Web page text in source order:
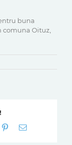
buna
Oituz,
Pinterest
E-